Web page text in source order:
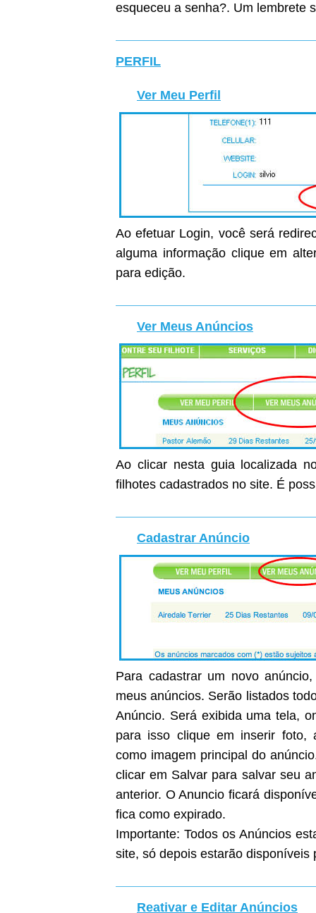
esqueceu a senha?. Um
PERFIL
Ver Meu Perfil
Ao efetuar Login, você será
alguma informação clique em
para edição.
Ver Meus Anúncios
Ao clicar nesta guia localizada
filhotes cadastrados no site. É
Cadastrar Anúncio
Para cadastrar um novo anúncio,
meus anúncios. Serão listados
Anúncio. Será exibida uma tela,
para isso clique em inserir
como imagem principal do
clicar em Salvar para salvar seu
anterior. O Anuncio ficará
fica como expirado.
Importante: Todos os Anúncios
site, só depois estarão disponíveis
Reativar e Editar Anúncios